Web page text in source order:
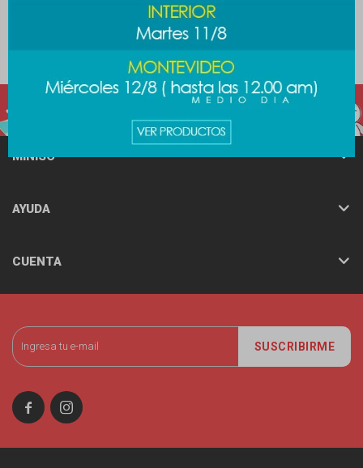
$ 389
SUSCRIBIRME
 
MINISO
AYUDA
CUENTA